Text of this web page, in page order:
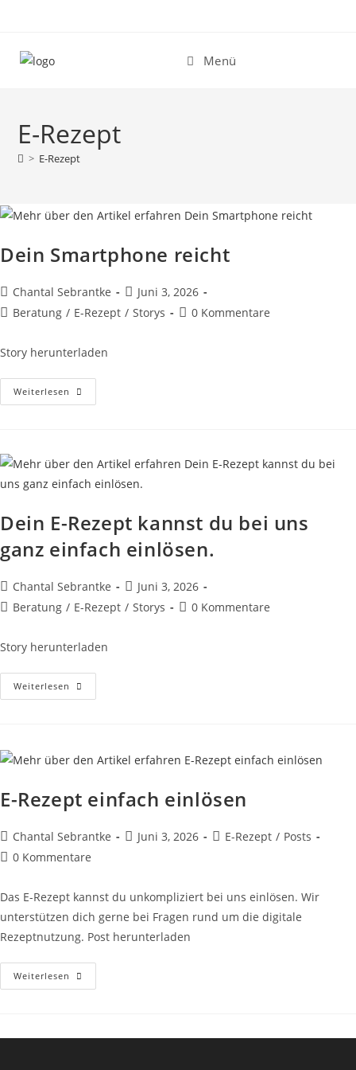
springen
Menü
E-Rezept
> E-Rezept
Dein Smartphone reicht
Beitrags-
Autor:
Chantal Sebrantke
Beitrag
veröffentlicht:
Juni 3, 2026
Beitrags-
Beratung / E-Rezept / Storys
Beitrags-
0 Kommentare
Story herunterladen
Weiterlesen Dein
Smartphone
Dein E-Rezept kannst du bei uns
ganz einfach einlösen.
Beitrags-
Autor:
Chantal Sebrantke
Beitrag
veröffentlicht:
Juni 3, 2026
Beitrags-
Beratung / E-Rezept / Storys
Beitrags-
0 Kommentare
Story herunterladen
Weiterlesen Dein
E-
Uns
Ganz
E-Rezept einfach einlösen
Beitrags-
Autor:
Chantal Sebrantke
Beitrag
Juni 3, 2026
Beitrags-
E-Rezept / Posts
Beitrags-
0 Kommentare
Das E-Rezept kannst du unkompliziert bei uns einlösen. Wir
unterstützen dich gerne bei Fragen rund um die digitale
Rezeptnutzung. Post herunterladen
Weiterlesen E-
Rezept